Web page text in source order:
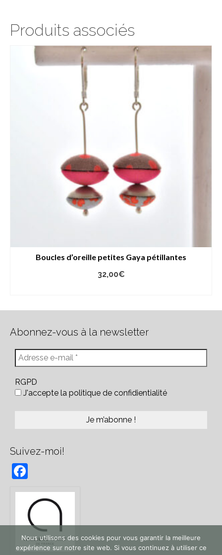
Produits associés
Boucles d’oreille petites Gaya pétillantes
32,00€
Abonnez-vous à la newsletter
RGPD
J'accepte la politique de confidientialité
Suivez-moi!
Nous utilisons des cookies pour vous garantir la meilleure
expérience sur notre site web. Si vous continuez à utiliser ce